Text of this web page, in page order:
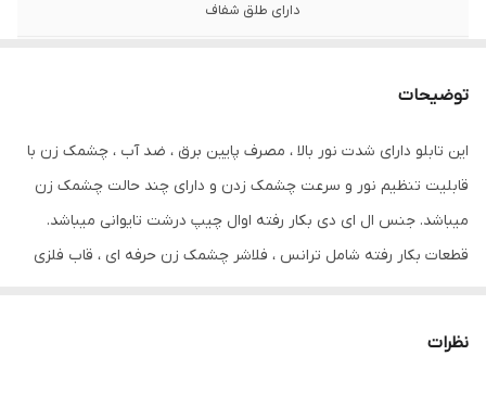
دارای طلق شفاف
وزن
توضیحات
این تابلو دارای شدت نور بالا ، مصرف پایین برق ، ضد آب ، چشمک زن با
قابلیت تنظیم نور و سرعت چشمک زدن و دارای چند حالت چشمک زن
میباشد. جنس ال ای دی بکار رفته اوال چیپ درشت تایوانی میباشد.
قطعات بکار رفته شامل ترانس ، فلاشر چشمک زن حرفه ای ، قاب فلزی
نظرات